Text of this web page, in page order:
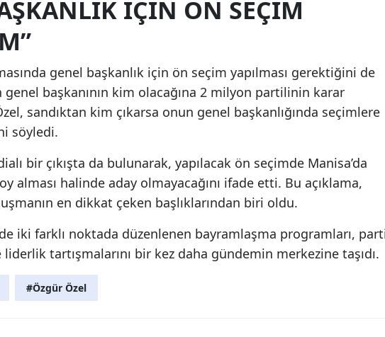
IÇIN ÖN SEÇIM
genel başkanlık için ön seçim yapılması gerektiğini de
genel başkanının kim olacağına 2 milyon partilinin karar
sandıktan kim çıkarsa onun genel başkanlığında seçimlere
söyledi.
bir çıkışta da bulunarak, yapılacak ön seçimde Manisa’da
alması halinde aday olmayacağını ifade etti. Bu açıklama,
en dikkat çeken başlıklarından biri oldu.
iki farklı noktada düzenlenen bayramlaşma programları,
tartışmalarını bir kez daha gündemin merkezine taşıdı.
#Özgür Özel